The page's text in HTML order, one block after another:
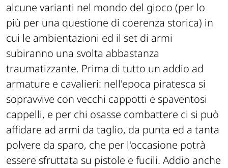
alcune varianti nel mondo del gioco (per lo
più per una questione di coerenza storica) in
cui le ambientazioni ed il set di armi
subiranno una svolta abbastanza
traumatizzante. Prima di tutto un addio ad
armature e cavalieri: nell'epoca piratesca si
sopravvive con vecchi cappotti e spaventosi
cappelli, e per chi osasse combattere ci si può
affidare ad armi da taglio, da punta ed a tanta
polvere da sparo, che per l'occasione potrà
essere sfruttata su pistole e fucili. Addio anche